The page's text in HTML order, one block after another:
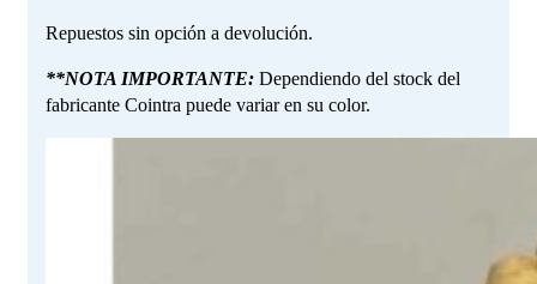
Repuestos sin opción a devolución.
**NOTA IMPORTANTE: Dependiendo del stock del
fabricante Cointra puede variar en su color.